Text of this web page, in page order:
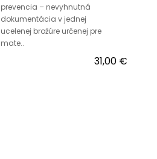
prevencia – nevyhnutná
dokumentácia v jednej
ucelenej brožúre určenej pre
mate..
31,00 €